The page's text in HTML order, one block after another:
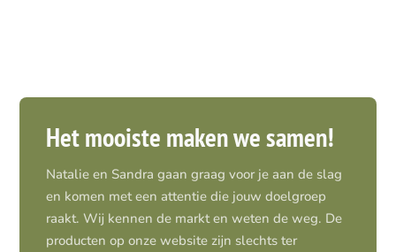
Het mooiste maken we samen!
Natalie en Sandra gaan graag voor je aan de slag
en komen met een attentie die jouw doelgroep
raakt. Wij kennen de markt en weten de weg. De
producten op onze website zijn slechts ter